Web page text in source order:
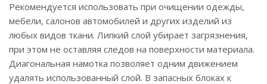
Рекомендуется использовать при очищении одежды,
мебели, салонов автомобилей и других изделий из
любых видов ткани. Липкий слой убирает загрязнения,
при этом не оставляя следов на поверхности материала.
Диагональная намотка позволяет одним движением
удалять использованный слой. В запасных блоках к